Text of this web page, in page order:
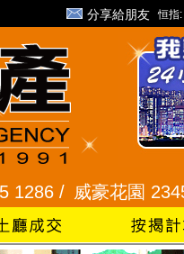
分享給朋友 恒指:
威豪花園 2345 3331 /